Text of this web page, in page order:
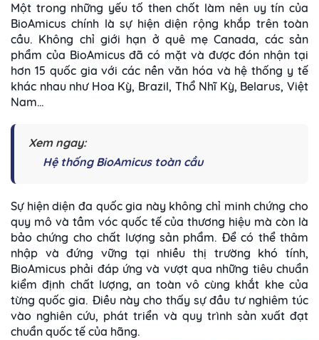
Một trong những yếu tố then chốt làm nên uy tín của
BioAmicus chính là sự hiện diện rộng khắp trên toàn
cầu. Không chỉ giới hạn ở quê mẹ Canada, các sản
phẩm của BioAmicus đã có mặt và được đón nhận tại
hơn 15 quốc gia với các nền văn hóa và hệ thống y tế
khác nhau như Hoa Kỳ, Brazil, Thổ Nhĩ Kỳ, Belarus, Việt
Nam…
Xem ngay:
Hệ thống BioAmicus toàn cầu
Sự hiện diện đa quốc gia này không chỉ minh chứng cho
quy mô và tầm vóc quốc tế của thương hiệu mà còn là
bảo chứng cho chất lượng sản phẩm. Để có thể thâm
nhập và đứng vững tại nhiều thị trường khó tính,
BioAmicus phải đáp ứng và vượt qua những tiêu chuẩn
kiểm định chất lượng, an toàn vô cùng khắt khe của
từng quốc gia. Điều này cho thấy sự đầu tư nghiêm túc
vào nghiên cứu, phát triển và quy trình sản xuất đạt
chuẩn quốc tế của hãng.